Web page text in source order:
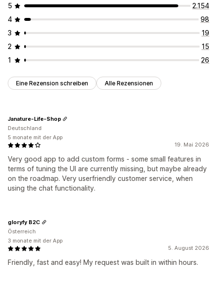
5
2.154
4
98
3
19
2
15
1
26
Eine Rezension schreiben Alle Rezensionen
19. Mai 2026
Very good app to add custom forms - some small features in
terms of tuning the UI are currently missing, but maybe already
on the roadmap. Very userfriendly customer service, when
using the chat functionality.
Janature-Life-Shop
Deutschland
5 monate mit der App
5. August 2026
Friendly, fast and easy! My request was built in within hours.
gloryfy B2C
Österreich
3 monate mit der App